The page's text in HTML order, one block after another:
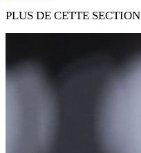
PLUS DE CETTE SECTION